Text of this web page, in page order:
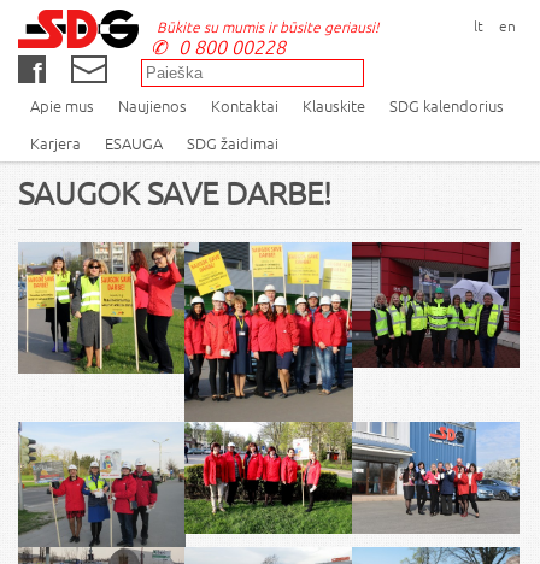
lt en
Būkite su mumis ir būsite geriausi!
0 800 00228
Apie mus Naujienos Kontaktai Klauskite
SDG kalendorius
Karjera
ESAUGA SDG žaidimai
SAUGOK SAVE DARBE!